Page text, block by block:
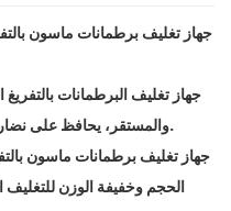
والمستقر، يحافظ على نضارة الطعام لفترة طويلة ويقلل من هدره.
الحجم وخفيفة الوزن